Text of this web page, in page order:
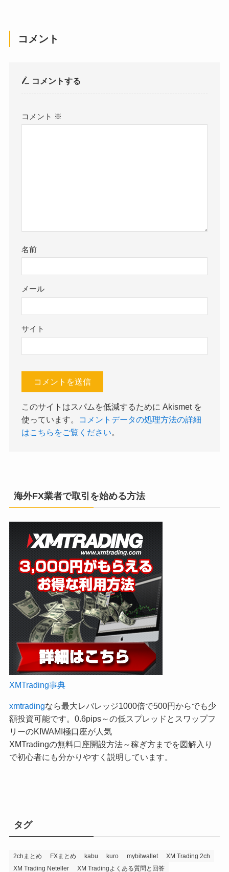
コメント
コメントする
コメント ※
名前
メール
サイト
このサイトはスパムを低減するために Akismet を
使っています。
コメントデータの処理方法の詳細
はこちらをご覧ください。
海外FX業者で取引を始める方法
XMTrading事典
xmtradingなら最大レバレッジ1000倍で500円からでも少
額投資可能です。0.6pips～の低スプレッドとスワップフ
リーのKIWAMI極口座が人気
XMTradingの無料口座開設方法～稼ぎ方までを図解入り
で初心者にも分かりやすく説明しています。
タグ
2chまとめ FXまとめ kabu kuro mybitwallet
XM Trading 2ch
XM Trading Neteller
XM Tradingよくある質問と回答